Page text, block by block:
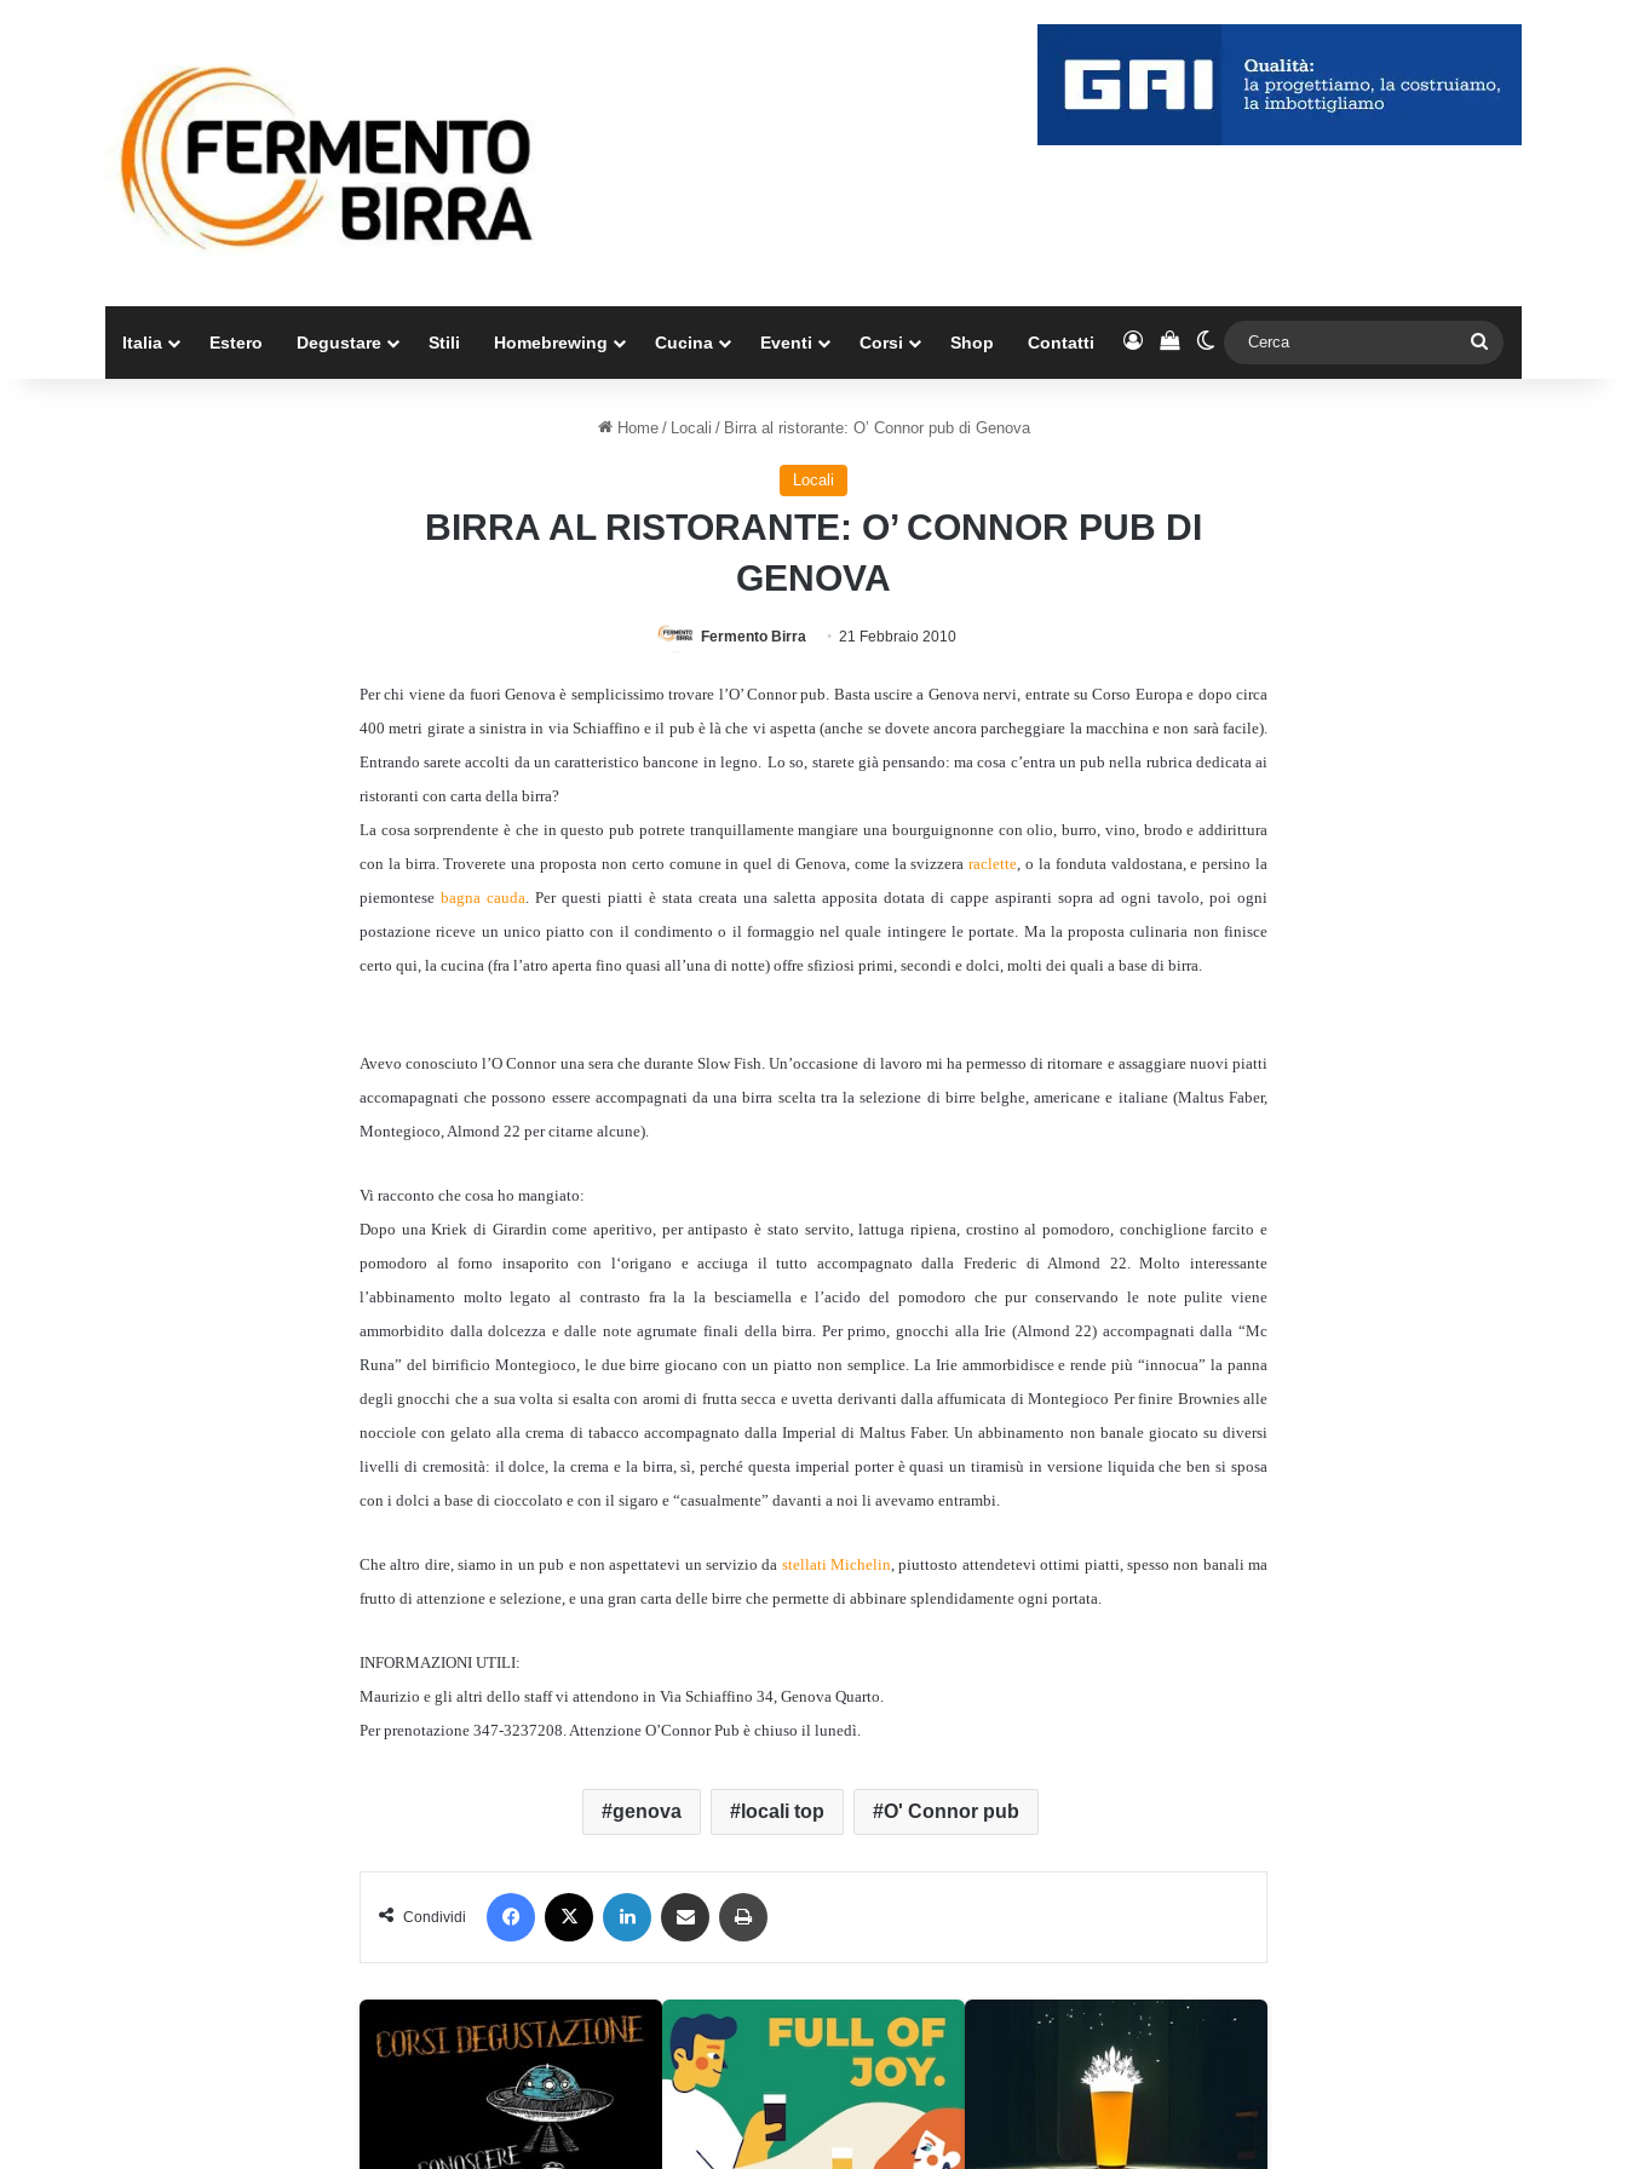
Italia Estero Degustare Stili Homebrewing Cucina Eventi Corsi Shop Contatti AccediVedi il carrello
Cambia aspetto
Home / Locali / Birra al ristorante: O’ Connor pub di Genova
Locali
BIRRA AL RISTORANTE: O’ CONNOR PUB DI
GENOVA
Fermento Birra 21 Febbraio 2010
Per chi viene da fuori Genova è semplicissimo trovare l’O’ Connor pub. Basta uscire a Genova nervi, entrate su Corso Europa e dopo circa
400 metri girate a sinistra in via Schiaffino e il pub è là che vi aspetta (anche se dovete ancora parcheggiare la macchina e non sarà facile).
Entrando sarete accolti da un caratteristico bancone in legno. Lo so, starete già pensando: ma cosa c’entra un pub nella rubrica dedicata ai
ristoranti con carta della birra?
La cosa sorprendente è che in questo pub potrete tranquillamente mangiare una bourguignonne con olio, burro, vino, brodo e addirittura
con la birra. Troverete una proposta non certo comune in quel di Genova, come la svizzeraraclette, o la fonduta valdostana, e persino la
piemontese bagna cauda. Per questi piatti è stata creata una saletta apposita dotata di cappe aspiranti sopra ad ogni tavolo, poi ogni
postazione riceve un unico piatto con il condimento o il formaggio nel quale intingere le portate. Ma la proposta culinaria non finisce
certo qui, la cucina (fra l’atro aperta fino quasi all’una di notte) offre sfiziosi primi, secondi e dolci, molti dei quali a base di birra.
Avevo conosciuto l’O Connor una sera che durante Slow Fish. Un’occasione di lavoro mi ha permesso di ritornare e assaggiare nuovi piatti
accomapagnati che possono essere accompagnati da una birra scelta tra la selezione di birre belghe, americane e italiane (Maltus Faber,
Montegioco, Almond 22 per citarne alcune).
Vi racconto che cosa ho mangiato:
Dopo una Kriek di Girardin come aperitivo, per antipasto è stato servito, lattuga ripiena, crostino al pomodoro, conchiglione farcito e
pomodoro al forno insaporito con l‘origano e acciuga il tutto accompagnato dalla Frederic di Almond 22. Molto interessante
l’abbinamento molto legato al contrasto fra la la besciamella e l’acido del pomodoro che pur conservando le note pulite viene
ammorbidito dalla dolcezza e dalle note agrumate finali della birra. Per primo, gnocchi alla Irie (Almond 22) accompagnati dalla “Mc
Runa” del birrificio Montegioco, le due birre giocano con un piatto non semplice. La Irie ammorbidisce e rende più “innocua” la panna
degli gnocchi che a sua volta si esalta con aromi di frutta secca e uvetta derivanti dalla affumicata di Montegioco Per finire Brownies alle
nocciole con gelato alla crema di tabacco accompagnato dalla Imperial di Maltus Faber. Un abbinamento non banale giocato su diversi
livelli di cremosità: il dolce, la crema e la birra, sì, perché questa imperial porter è quasi un tiramisù in versione liquida che ben si sposa
con i dolci a base di cioccolato e con il sigaro e “casualmente” davanti a noi li avevamo entrambi.
Che altro dire, siamo in un pub e non aspettatevi un servizio da stellati Michelin, piuttosto attendetevi ottimi piatti, spesso non banali ma
frutto di attenzione e selezione, e una gran carta delle birre che permette di abbinare splendidamente ogni portata.
INFORMAZIONI UTILI:
Maurizio e gli altri dello staff vi attendono in Via Schiaffino 34, Genova Quarto.
Per prenotazione 347-3237208. Attenzione O’Connor Pub è chiuso il lunedì.
genova locali top O' Connor pub
Condividi
Facebook LinkedIn Condividi via mail